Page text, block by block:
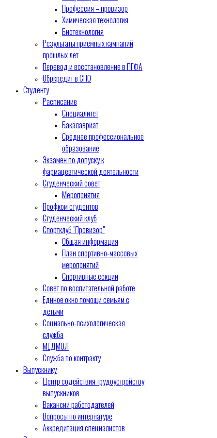
Профессия – провизор
Химическая технология
Биотехнология
Результаты приемных кампаний
прошлых лет
Перевод и восстановление в ПГФА
Обркредит в СПО
Студенту
Расписание
Специалитет
Бакалавриат
Среднее профессиональное
образование
Экзамен по допуску к
фармацевтической деятельности
Студенческий совет
Мероприятия
Профком студентов
Студенческий клуб
Спортклуб "Провизор"
Общая информация
План спортивно-массовых
мероприятий
Спортивные секции
Совет по воспитательной работе
Единое окно помощи семьям с
детьми
Социально-психологическая
служба
МЕДМОЛ
Служба по контракту
Выпускнику
Центр содействия трудоустройству
выпускников
Вакансии работодателей
Вопросы по интернатуре
Аккредитация специалистов